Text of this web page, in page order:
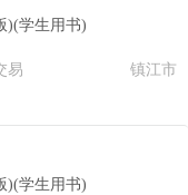
)(学生用书)
易 镇江市
)(学生用书)